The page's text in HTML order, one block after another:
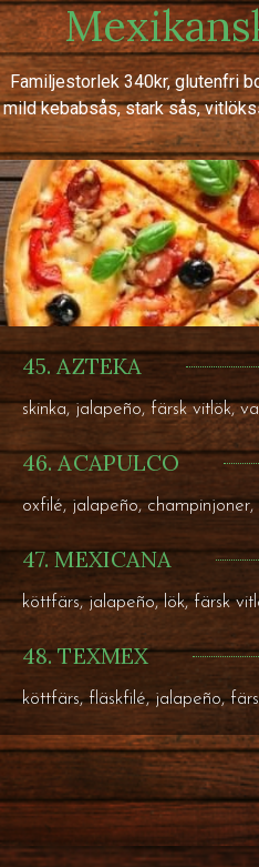
Familjestorlek 340kr, glutenfri
mild kebabsås, stark sås,
45. AZTEKA
skinka, jalapeño, färsk vitlök,
46. ACAPULCO
oxfilé, jalapeño, champinjoner,
47. MEXICANA
köttfärs, jalapeño, lök, färsk
48. TEXMEX
köttfärs, fläskfilé, jalapeño,